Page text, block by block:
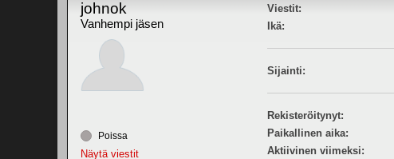
johnok
Vanhempi jäsen
Poissa
Näytä viestit
Viestit:
Ikä:
Sijainti:
Rekisteröitynyt:
Paikallinen aika:
Aktiivinen viimeksi: